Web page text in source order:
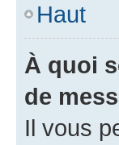
Haut
À quoi
de
Il vous